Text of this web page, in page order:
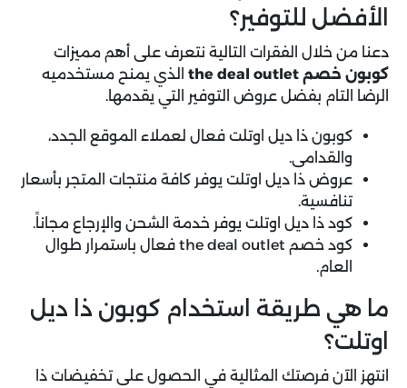
الأفضل للتوفير؟
دعنا من خلال الفقرات التالية نتعرف على أهم مميزات
كوبون خصم the deal outlet
الذي يمنح مستخدميه
الرضا التام بفضل عروض التوفير التي يقدمها.
كوبون ذا ديل اوتلت فعال لعملاء الموقع الجدد،
والقدامى.
عروض ذا ديل اوتلت يوفر كافة منتجات المتجر بأسعار
تنافسية.
كود ذا ديل اوتلت يوفر خدمة الشحن والإرجاع مجاناً.
كود خصم the deal outlet فعال باستمرار طوال
العام.
ما هي طريقة استخدام كوبون ذا ديل
اوتلت؟
انتهز الآن فرصتك المثالية في الحصول على تخفيضات ذا